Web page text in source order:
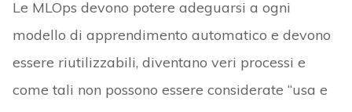
Le MLOps devono potere adeguarsi a ogni
modello di apprendimento automatico e devono
essere riutilizzabili, diventano veri processi e
come tali non possono essere considerate “usa e